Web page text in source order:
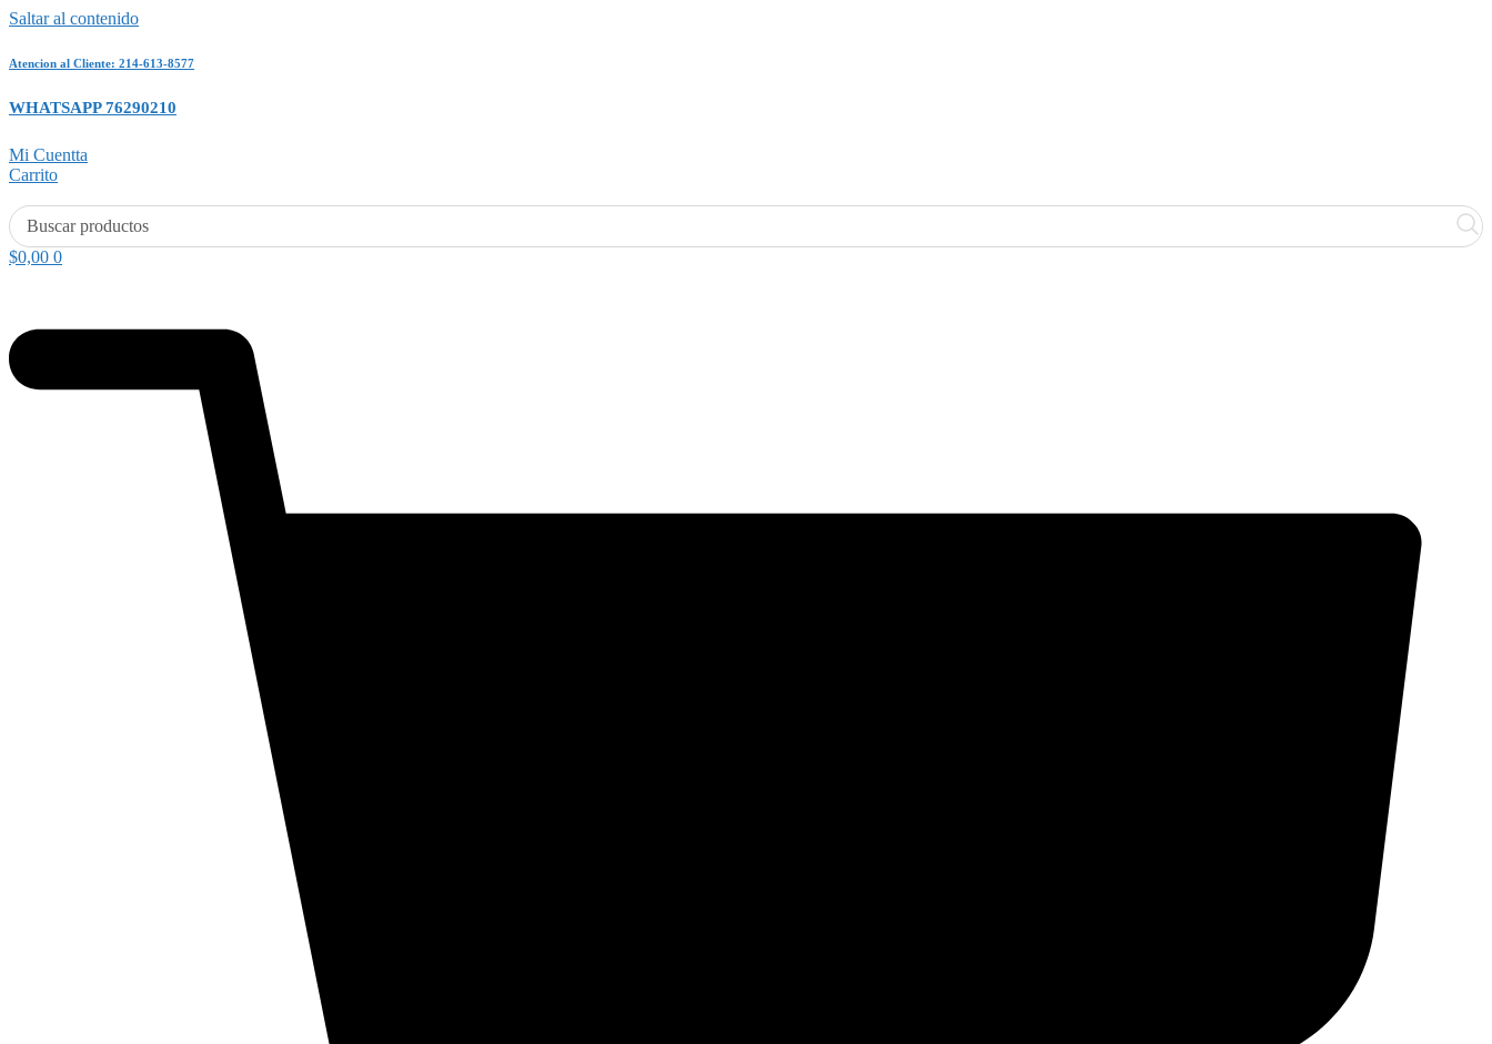
Saltar al contenido
Atencion al Cliente: 214-613-8577
WHATSAPP 76290210
Mi Cuentta
Carrito
$0,00 0